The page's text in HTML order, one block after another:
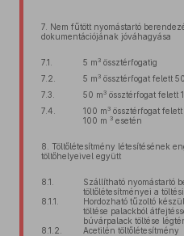
7. Nem fűtött nyomástartó
dokumentációjának jóváhagyása
7.1. 5 m 3össztérfogatig
7.2.
5 m 3össztérfogat felett
7.3.
50 m 3össztérfogat felett
7.4.
100 m 3össztérfogat
100 m 3esetén
8. Töltőlétesítmény létesítésének
töltőhelyeivel együtt
8.1.
Szállítható nyomástartó
töltőlétesítményei a
8.1.1.
Hordozható tűzoltó
töltése palackból
búvárpalack töltése
8.1.2. Acetilén töltőlétesítmény